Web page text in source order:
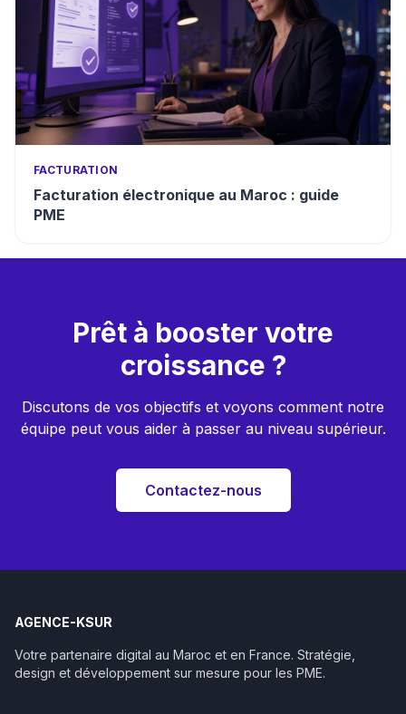
FACTURATION
Facturation électronique au Maroc : guide
PME
Prêt à booster votre
croissance ?
Discutons de vos objectifs et voyons comment notre
équipe peut vous aider à passer au niveau supérieur.
Contactez-nous
AGENCE-KSUR
Votre partenaire digital au Maroc et en France. Stratégie,
design et développement sur mesure pour les PME.